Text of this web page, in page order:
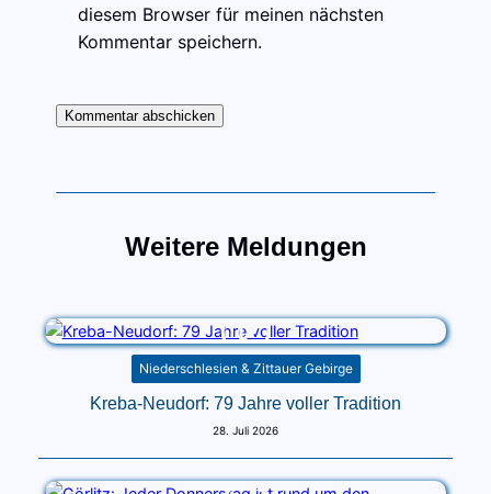
diesem Browser für meinen nächsten
Kommentar speichern.
Weitere Meldungen
Niederschlesien & Zittauer Gebirge
Kreba-Neudorf: 79 Jahre voller Tradition
28. Juli 2026